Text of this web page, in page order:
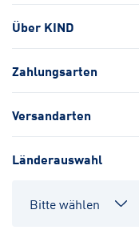
Über KIND
Zahlungsarten
Versandarten
Länderauswahl